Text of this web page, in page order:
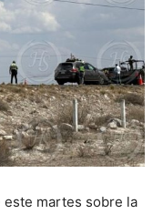
este martes sobre la